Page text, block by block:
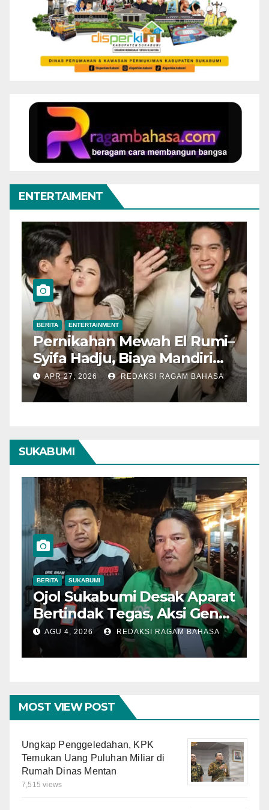
ENTERTAIMENT
BERITA ENTERTAINMENT
Pernikahan Mewah El Rumi–
Syifa Hadju, Biaya Mandiri
Tuai Pujian Tokoh Nasional
APR 27, 2026 REDAKSI RAGAM BAHASA
SUKABUMI
BERITA SUKABUMI
Ojol Sukabumi Desak Aparat
Bertindak Tegas, Aksi Geng
Motor Dinilai Semakin
Mengancam Keselamatan
AGU 4, 2026 REDAKSI RAGAM BAHASA
MOST VIEW POST
Ungkap Penggeledahan, KPK
Temukan Uang Puluhan Miliar di
Rumah Dinas Mentan
7,515 views